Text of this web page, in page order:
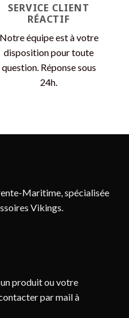
SERVICE CLIENT
RÉACTIF
Notre équipe est à votre
disposition pour toute
question. Réponse sous
24h.
Maritime, spécialisée
Vikings.
produit ou votre
par mail à